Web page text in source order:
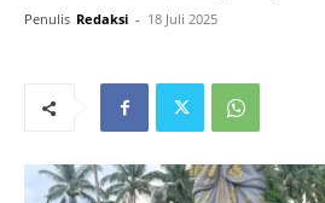
Penulis Redaksi - 18 Juli 2025